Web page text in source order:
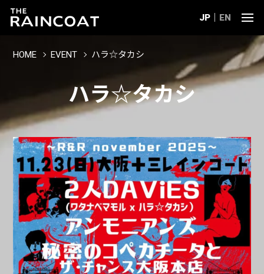
JP EN
HOME EVENT ハラ☆タカシ
ハラ☆タカシ